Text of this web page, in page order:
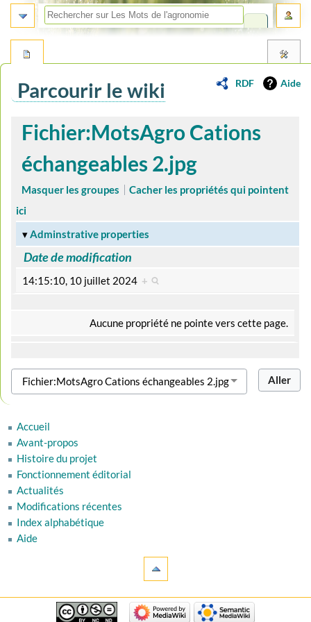
RDF Aide
Parcourir le wiki
Aller
navigation
Aller
recherche
Fichier:MotsAgro Cations
échangeables 2.jpg
Masquer les groupes
Cacher les propriétés qui pointent
ici
Adminstrative properties
Date de modification
14:15:10, 10 juillet 2024 +
Aucune propriété ne pointe vers cette page.
Accueil
Avant-propos
Histoire du projet
Fonctionnement éditorial
Actualités
Modifications récentes
Index alphabétique
Aide